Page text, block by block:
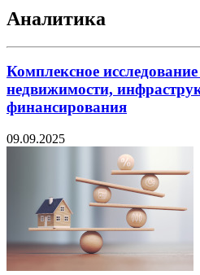
Аналитика
Комплексное
недвижимости,
финансирования
09.09.2025